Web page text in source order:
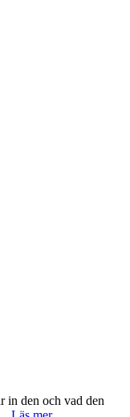
in den och vad den